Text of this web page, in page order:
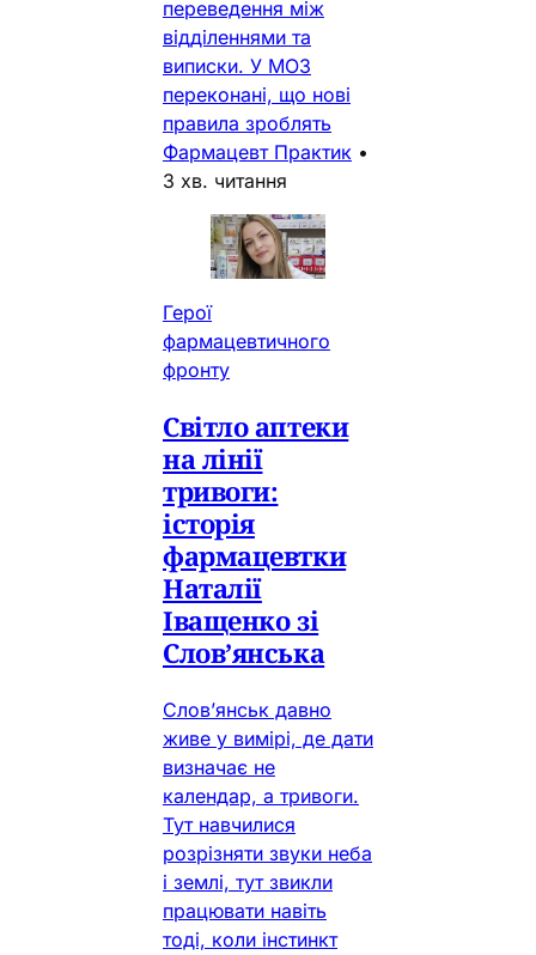
переведення між
відділеннями та
виписки. У МОЗ
переконані, що нові
правила зроблять
Фармацевт Практик •
3 хв. читання
Герої
фармацевтичного
фронту
Світло аптеки
на лінії
тривоги:
історія
фармацевтки
Наталії
Іващенко зі
Слов’янська
Слов’янськ давно
живе у вимірі, де дати
визначає не
календар, а тривоги.
Тут навчилися
розрізняти звуки неба
і землі, тут звикли
працювати навіть
тоді, коли інстинкт